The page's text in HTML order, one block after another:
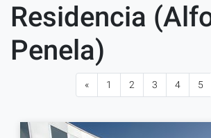
Residencia
Penela)
« 1 2 3 4 5